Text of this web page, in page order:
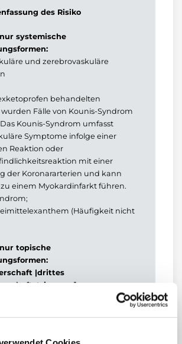
des Risiko
nur systemische
und zerebrovaskuläre
behandelten
Fälle von Kounis-Syndrom
Kounis-Syndrom umfasst
Symptome infolge einer
Reaktion oder
mit einer
der Koronararterien und kann
einem Myokardinfarkt führen.
(Häufigkeit nicht
nur topische
|drittes
von Dexketoprofen während der